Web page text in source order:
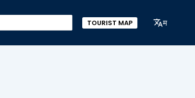
TOURIST MAP म